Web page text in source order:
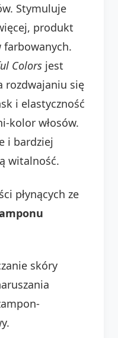
Stymuluje
produkt
farbowanych.
Colors jest
rozdwajaniu się
i elastyczność
kolor włosów.
i bardziej
witalność.
płynących ze
skóry